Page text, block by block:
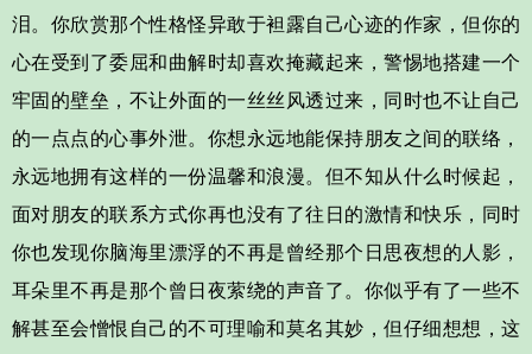
泪。你欣赏那个性格怪异敢于袒露自己心迹的作家，但你的
心在受到了委屈和曲解时却喜欢掩藏起来，警惕地搭建一个
牢固的壁垒，不让外面的一丝丝风透过来，同时也不让自己
的一点点的心事外泄。你想永远地能保持朋友之间的联络，
永远地拥有这样的一份温馨和浪漫。但不知从什么时候起，
面对朋友的联系方式你再也没有了往日的激情和快乐，同时
你也发现你脑海里漂浮的不再是曾经那个日思夜想的人影，
耳朵里不再是那个曾日夜萦绕的声音了。你似乎有了一些不
解甚至会憎恨自己的不可理喻和莫名其妙，但仔细想想，这